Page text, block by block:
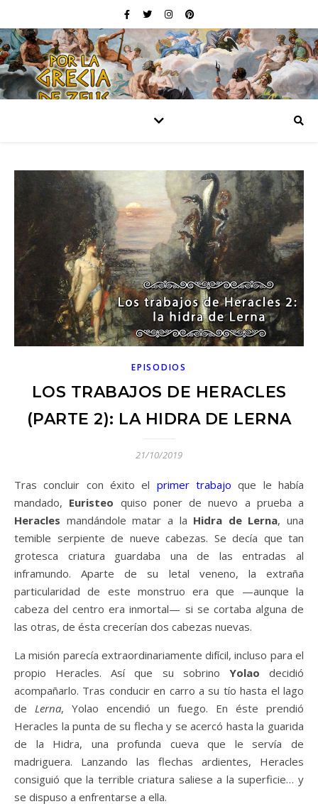
EPISODIOS
LOS TRABAJOS DE HERACLES
(PARTE 2): LA HIDRA DE LERNA
21/10/2019
Tras concluir con éxito el primer trabajo que le había
mandado, Euristeo quiso poner de nuevo a prueba a
Heracles mandándole matar a la Hidra de Lerna, una
temible serpiente de nueve cabezas. Se decía que tan
grotesca criatura guardaba una de las entradas al
inframundo. Aparte de su letal veneno, la extraña
particularidad de este monstruo era que —aunque la
cabeza del centro era inmortal— si se cortaba alguna de
las otras, de ésta crecerían dos cabezas nuevas.
La misión parecía extraordinariamente difícil, incluso para el
propio Heracles. Así que su sobrino Yolao decidió
acompañarlo. Tras conducir en carro a su tío hasta el lago
de Lerna, Yolao encendió un fuego. En éste prendió
Heracles la punta de su flecha y se acercó hasta la guarida
de la Hidra, una profunda cueva que le servía de
madriguera. Lanzando las flechas ardientes, Heracles
consiguió que la terrible criatura saliese a la superficie… y
se dispuso a enfrentarse a ella.